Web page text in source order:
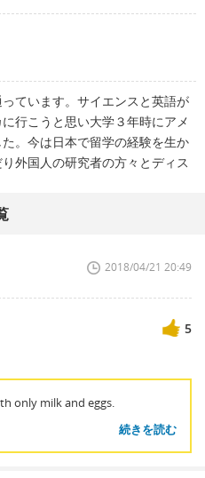
ています。サイエンスと英語が
行こうと思い大学３年時にアメ
。今は日本で留学の経験を生か
外国人の研究者の方々とディス
2018/04/21 20:49
5
only milk and eggs.
続きを読む